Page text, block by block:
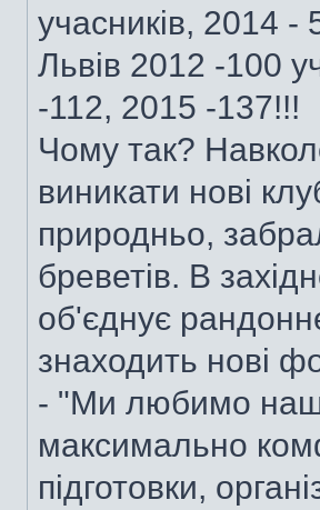
учасників, 2014
Львів 2012 -100
-112, 2015 -137!!!
Чому так?
виникати нові
природньо,
бреветів. В
об'єднує
знаходить нові
- "Ми любимо
максимально
підготовки,